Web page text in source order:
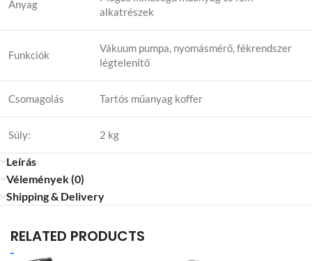
Anyag
alkatrészek
Funkciók
Vákuum pumpa, nyomásmérő, fékrendszer
légtelenítő
Csomagolás Tartós műanyag koffer
Súly: 2 kg
Leírás
Vélemények (0)
Shipping & Delivery
RELATED PRODUCTS